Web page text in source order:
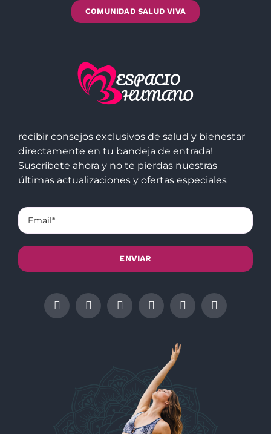
COMUNIDAD SALUD VIVA
recibir consejos exclusivos de salud y bienestar
directamente en tu bandeja de entrada!
Suscríbete ahora y no te pierdas nuestras
últimas actualizaciones y ofertas especiales